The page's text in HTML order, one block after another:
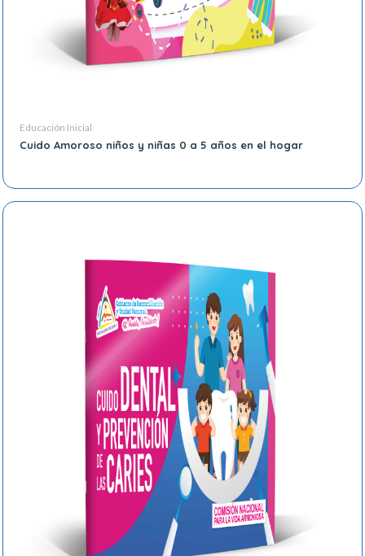
Educación Inicial
Cuido Amoroso niños y niñas 0 a 5 años en el hogar